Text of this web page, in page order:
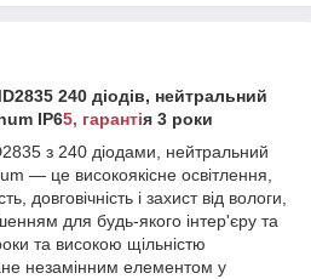
240 діодів, нейтральний
IP65, гарантія 3 роки
з 240 діодами, нейтральний
— це високоякісне освітлення,
довговічність і захист від вологи,
для будь-якого інтер'єру та
та високою щільністю
незамінним елементом у